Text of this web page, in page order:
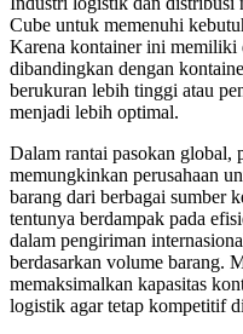
Cube untuk memenuhi
Karena kontainer ini memiliki
dibandingkan dengan
berukuran lebih tinggi atau
menjadi lebih optimal.
Dalam rantai pasokan global,
memungkinkan perusahaan
barang dari berbagai sumber
tentunya berdampak pada
dalam pengiriman
berdasarkan volume barang.
memaksimalkan kapasitas
logistik agar tetap kompetitif